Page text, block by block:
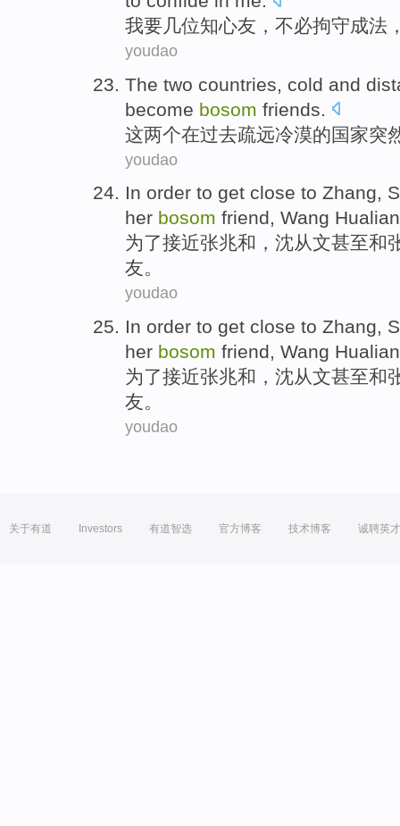
我要几位知心友 ，不必拘守成法
youdao
The two countries cold and
become bosom friends
这两个在过去疏远冷漠的国家突
youdao
In order to get close to Zhang,
her bosom friend, Wang Hualian
为了接近张兆和， 沈从文甚至和
友。
youdao
In order to get close to Zhang,
her bosom friend, Wang Hualian
为了接近张兆和， 沈从文甚至和
友。
youdao
关于有道 Investors 有道智选 官方博客 技术博客 诚聘英才